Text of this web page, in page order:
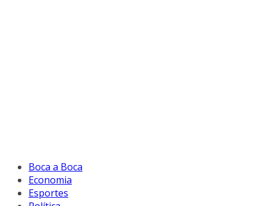
Boca a Boca
Economia
Esportes